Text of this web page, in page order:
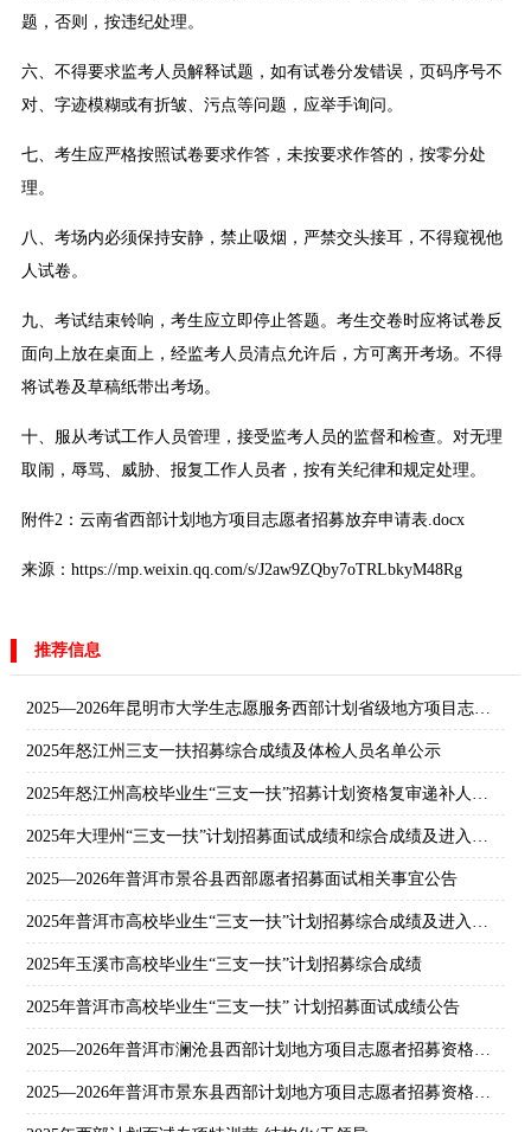
题，否则，按违纪处理。
六、不得要求监考人员解释试题，如有试卷分发错误，页码序号不
对、字迹模糊或有折皱、污点等问题，应举手询问。
七、考生应严格按照试卷要求作答，未按要求作答的，按零分处
理。
八、考场内必须保持安静，禁止吸烟，严禁交头接耳，不得窥视他
人试卷。
九、考试结束铃响，考生应立即停止答题。考生交卷时应将试卷反
面向上放在桌面上，经监考人员清点允许后，方可离开考场。不得
将试卷及草稿纸带出考场。
十、服从考试工作人员管理，接受监考人员的监督和检查。对无理
取闹，辱骂、威胁、报复工作人员者，按有关纪律和规定处理。
附件2： 云南省西部计划地方项目志愿者招募放弃申请表.docx
来源：https://mp.weixin.qq.com/s/J2aw9ZQby7oTRLbkyM48Rg
推荐信息
2025—2026年昆明市大学生志愿服务西部计划省级地方项目志愿者拟录公示
2025年怒江州三支一扶招募综合成绩及体检人员名单公示
2025年怒江州高校毕业生“三支一扶”招募计划资格复审递补人员名单
2025年大理州“三支一扶”计划招募面试成绩和综合成绩及进入体检人员名单
2025—2026年普洱市景谷县西部愿者招募面试相关事宜公告
2025年普洱市高校毕业生“三支一扶”计划招募综合成绩及进入体检环节公告
2025年玉溪市高校毕业生“三支一扶”计划招募综合成绩
2025年普洱市高校毕业生“三支一扶” 计划招募面试成绩公告
2025—2026年普洱市澜沧县西部计划地方项目志愿者招募资格复审及面试公告
2025—2026年普洱市景东县西部计划地方项目志愿者招募资格复审和面试公告